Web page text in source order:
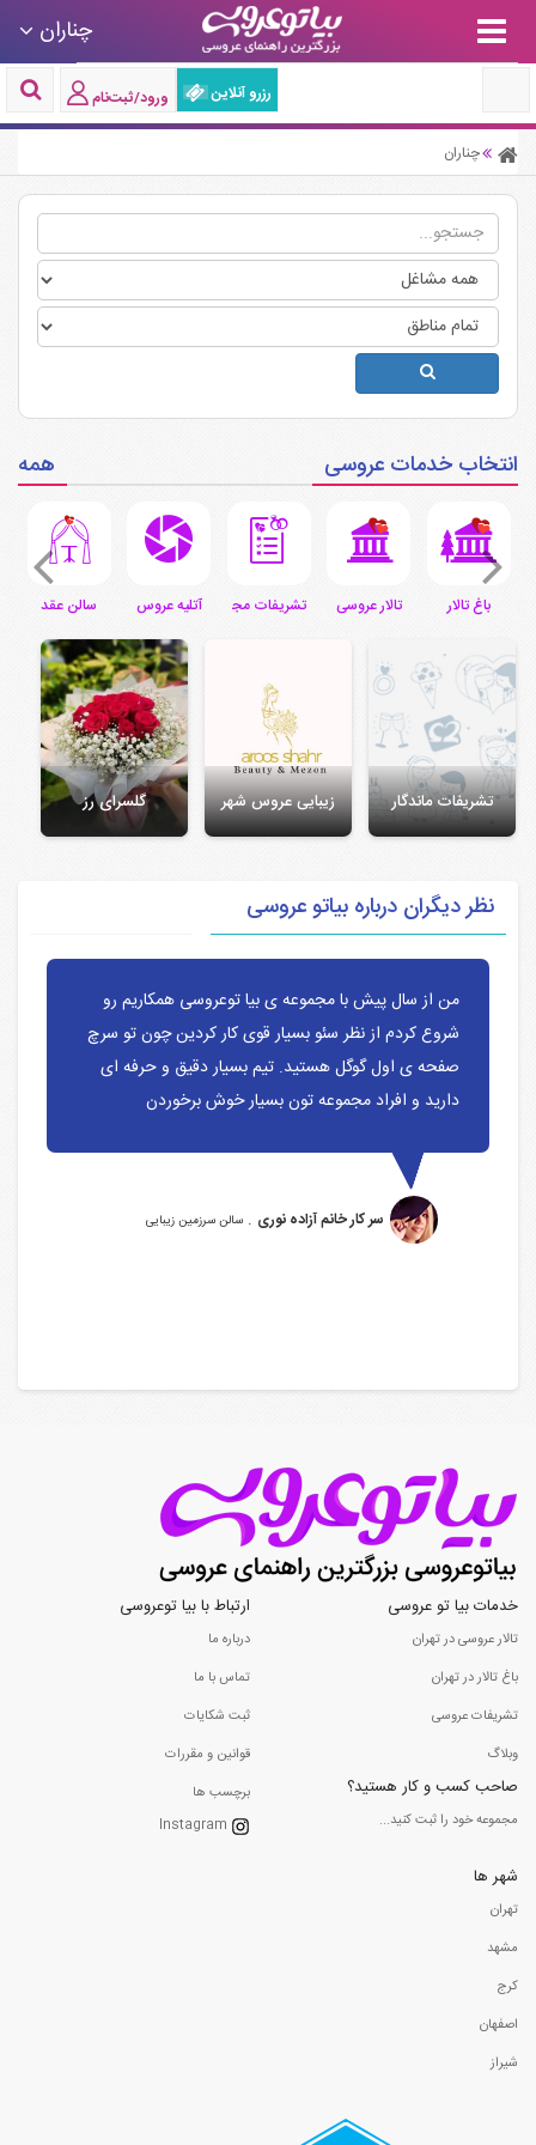
چناران
رزرو آنلاین ورود/ثبت‌نام
چناران
انتخاب خدمات عروسی همه
باغ تالار تالار عروسی تشریفات مجالس آتلیه عروس سالن عقد
تشریفات ماندگار زیبایی عروس شهر گلسرای رز
نظر دیگران درباره بیاتو عروسی
من از سال پیش با مجموعه ی بیا توعروسی همکاریم رو
شروع کردم از نظر سئو بسیار قوی کار کردین چون تو سرچ
صفحه ی اول گوگل هستید. تیم بسیار دقیق و حرفه ای
دارید و افراد مجموعه تون بسیار خوش برخوردن
سر کار خانم آزاده نوری . سالن سرزمین زیبایی
خدمات بیا تو عروسی
تالار عروسی در تهران
باغ تالار در تهران
تشریفات عروسی
وبلاگ
صاحب کسب و کار هستید؟
مجموعه خود را ثبت کنید...
ارتباط با بیا توعروسی
درباره ما
تماس با ما
ثبت شکایات
قوانین و مقررات
برچسب ها
Instagram
شهر ها
تهران
مشهد
کرج
اصفهان
شیراز